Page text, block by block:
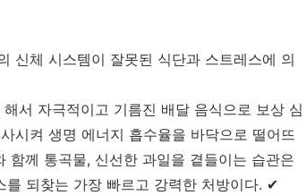
신체 시스템이 잘못된 식단과 스트레스에 의
해서 자극적이고 기름진 배달 음식으로 보상 심
시켜 생명 에너지 흡수율을 바닥으로 떨어뜨
함께 통곡물, 신선한 과일을 곁들이는 습관은
되찾는 가장 빠르고 강력한 처방이다. ✔